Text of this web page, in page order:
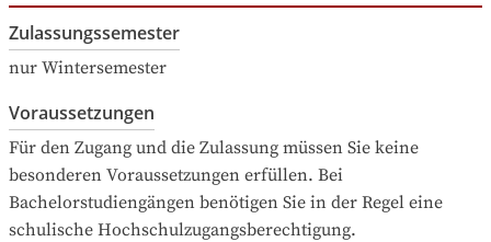
Zulassungssemester
nur Wintersemester
Voraussetzungen
Für den Zugang und die Zulassung müssen Sie keine
besonderen Voraussetzungen erfüllen. Bei
Bachelorstudiengängen benötigen Sie in der Regel eine
schulische Hochschulzugangsberechtigung.